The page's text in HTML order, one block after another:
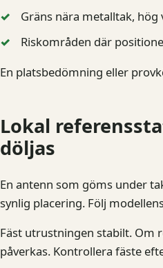
Gräns nära metalltak,
Riskområden där
En platsbedömning eller
Lokal
döljas
En antenn som göms under
synlig placering. Följ
Fäst utrustningen stabilt. Om
påverkas. Kontrollera fäste